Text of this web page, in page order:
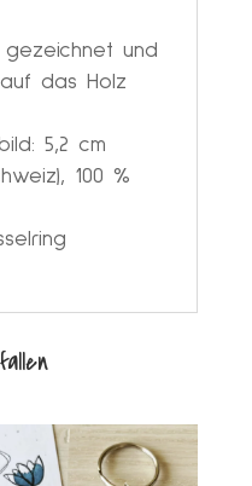
und
das Holz
5,2 cm
100 %